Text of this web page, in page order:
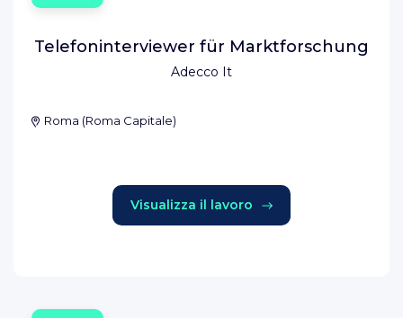
Adecco It
Telefoninterviewer für Marktforschung
Roma (Roma Capitale)
Visualizza il lavoro